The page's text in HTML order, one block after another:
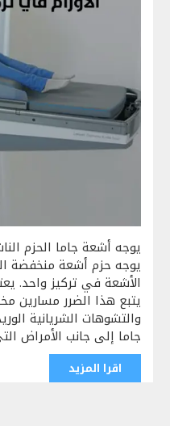
يوجه أشعة جاما الحزم
يوجه حزم أشعة منخفضة
الأشعة في تركيز واحد.
يتبع هذا الضرر مسارين
والتشوهات الشريانية
جاما إلى جانب الأمراض
اقرا المزيد